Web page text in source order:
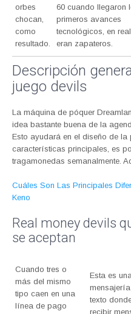
orbes
chocan,
como
resultado.
60 cuando llegaron
primeros avances
tecnológicos, en
eran zapateros.
Descripción
juego devils
La máquina de póquer
idea bastante buena de la
Esto ayudará en el diseño de
características principales, es
tragamonedas semanalmente.
Cuáles Son Las Principales
Keno
Real money devils
se aceptan
Cuando tres o
más del mismo
tipo caen en una
línea de pago
Esta es
texto
recibir